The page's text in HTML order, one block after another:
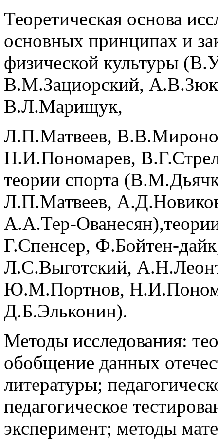
Теоретическая основа
основных принципах и
физической культуры
В.М.Зациорский,
В.Л.Марищук,
Л.П.Матвеев,
Н.И.Пономарев,
теории спорта
Л.П.Матвеев,
А.А.Тер-
Г.Спенсер, Ф.Бойтен-
Л.С.Выготский,
Ю.М.Портнов,
Д.Б.Эльконин).
Методы исследования:
обобщение данных
литературы;
педагогическое
эксперимент; методы